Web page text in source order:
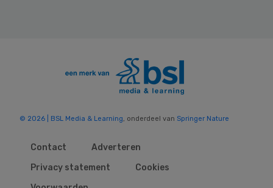
© 2026 | BSL Media & Learning , onderdeel van Springer Nature
Contact
Adverteren
Privacy statement
Cookies